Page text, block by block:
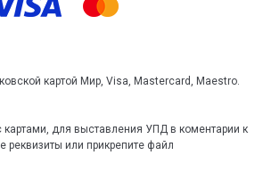
картой Мир, Visa, Mastercard, Maestro.
картами, для выставления УПД в коментарии к
реквизиты или прикрепите файл